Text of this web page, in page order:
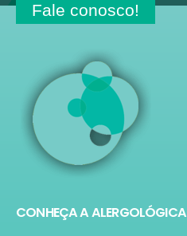
Fale conosco!
CONHEÇA A ALERGOLÓGICA